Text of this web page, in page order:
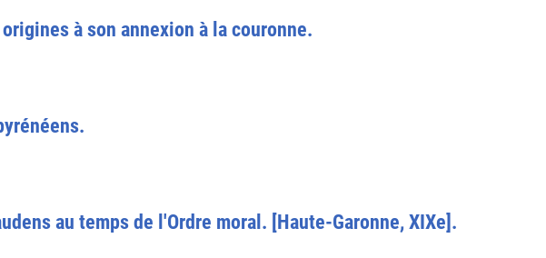
à son annexion à la couronne.
au temps de l'Ordre moral. [Haute-Garonne, XIXe].